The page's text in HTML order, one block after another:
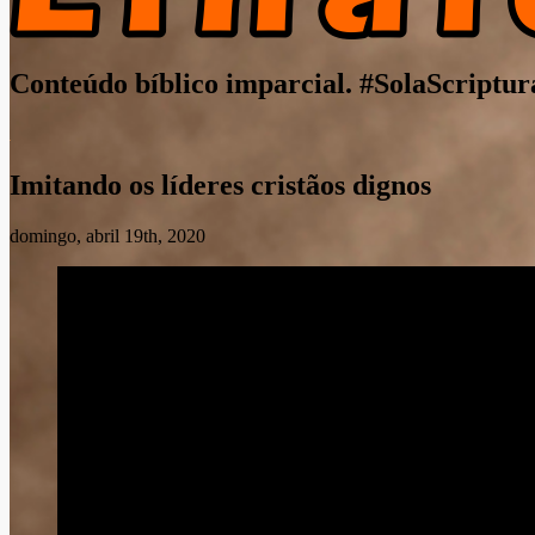
Conteúdo bíblico imparcial.
Imitando os líderes cristãos dignos
domingo, abril 19th, 2020